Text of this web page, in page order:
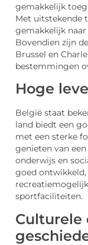
gemakkelijk
Met uitstekende
gemakkelijk naar
Bovendien zijn
Brussel en
bestemmingen
Hoge
België staat
land biedt een
met een sterke
genieten van
onderwijs en
goed
sportfaciliteiten.
Culturele